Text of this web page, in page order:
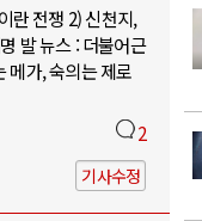
란 전쟁 2) 신천지,
발 뉴스 : 더불어근
메가, 숙의는 제로
2
기사수정